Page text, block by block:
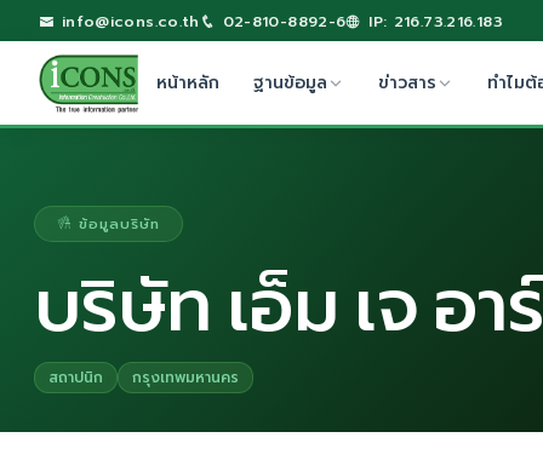
info@icons.co.th 02-810-8892-6 IP: 216.73.216.183
หน้าหลัก ฐานข้อมูล ข่าวสาร ทำไมต้
ข้อมูลบริษัท
บริษัท เอ็ม เจ อ
สถาปนิก กรุงเทพมหานคร